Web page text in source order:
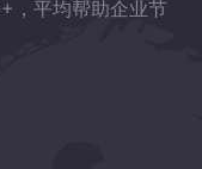
，平均帮助企业节